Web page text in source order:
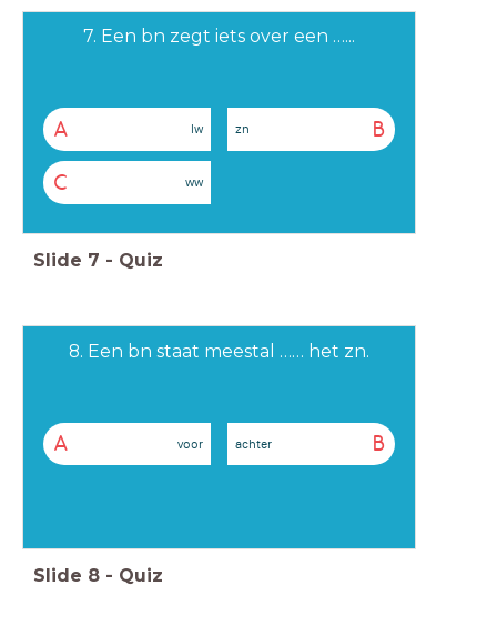
7. Een bn zegt iets over een …...
A lw B
zn
C ww
Slide 7 - Quiz
8. Een bn staat meestal …… het zn.
A voor B
achter
Slide 8 - Quiz